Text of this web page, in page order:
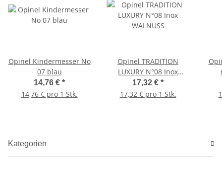
Opinel Kindermesser No
07 blau
14,76 € *
14,76 € pro 1 Stk.
Opinel TRADITION
LUXURY N°08 Inox
WALNUSS
17,32 € *
17,32 € pro 1 Stk.
Kategorien